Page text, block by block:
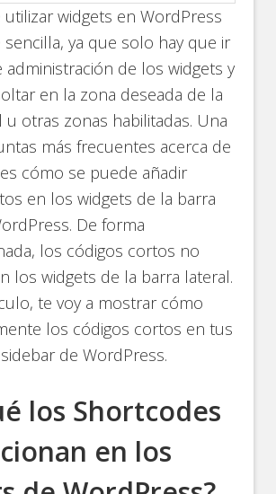
utilizar widgets en WordPress
ya que solo hay que ir
administración de los widgets y
en la zona deseada de la
u otras zonas habilitadas. Una
más frecuentes acerca de
cómo se puede añadir
en los widgets de la barra
De forma
los códigos cortos no
los widgets de la barra lateral.
te voy a mostrar cómo
los códigos cortos en tus
de WordPress.
los Shortcodes
en los